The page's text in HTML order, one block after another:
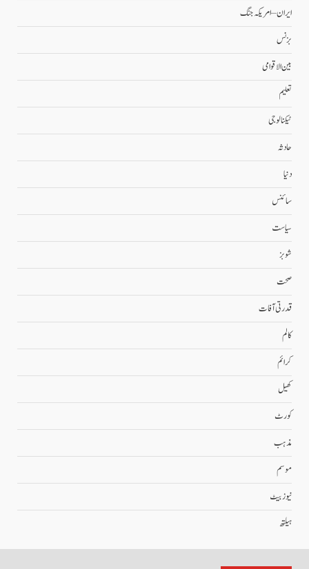
ایران – امریکہ جنگ
بزنس
بین الاقوامی
تعلیم
ٹیکنالوجی
حادثہ
دنیا
سائنس
سیاست
شوبز
صحت
قدرتی آفات
کالم
کرائم
کھیل
کورٹ
مذہب
موسم
نیوز بیٹ
ہیلتھ